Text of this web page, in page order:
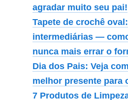
agradar muito seu pai!
Tapete de crochê
intermediárias —
nunca mais errar o
Dia dos Pais: Veja
melhor presente para
7 Produtos de